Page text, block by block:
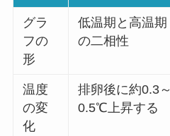
グラ
フの
形
低温期と高温期
の二相性
温度
の変
化
排卵後に約0.3～
0.5℃上昇する